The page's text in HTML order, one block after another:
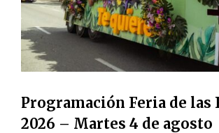
Programación Feria de las
2026 – Martes 4 de agosto